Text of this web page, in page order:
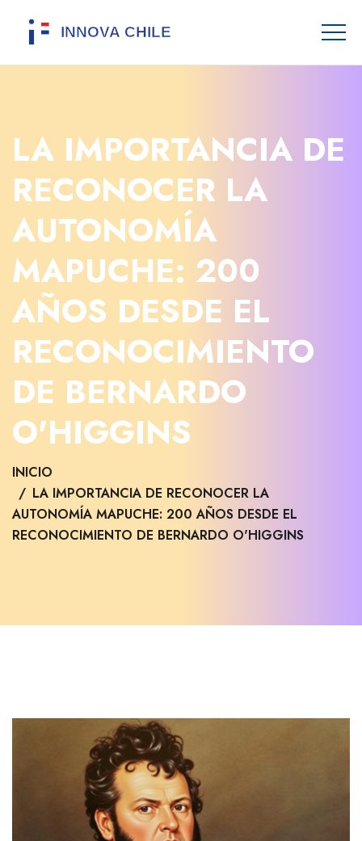
LA IMPORTANCIA DE
RECONOCER LA
AUTONOMÍA
MAPUCHE: 200
AÑOS DESDE EL
RECONOCIMIENTO
DE BERNARDO
O'HIGGINS
INICIO
LA IMPORTANCIA DE RECONOCER LA
AUTONOMÍA MAPUCHE: 200 AÑOS DESDE EL
RECONOCIMIENTO DE BERNARDO O'HIGGINS